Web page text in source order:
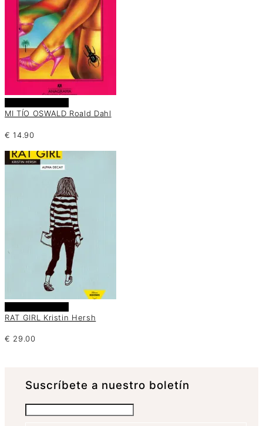
MI TÍO OSWALD Roald Dahl
€ 14.90
RAT GIRL Kristin Hersh
€ 29.00
Suscrí­bete a nuestro boletín